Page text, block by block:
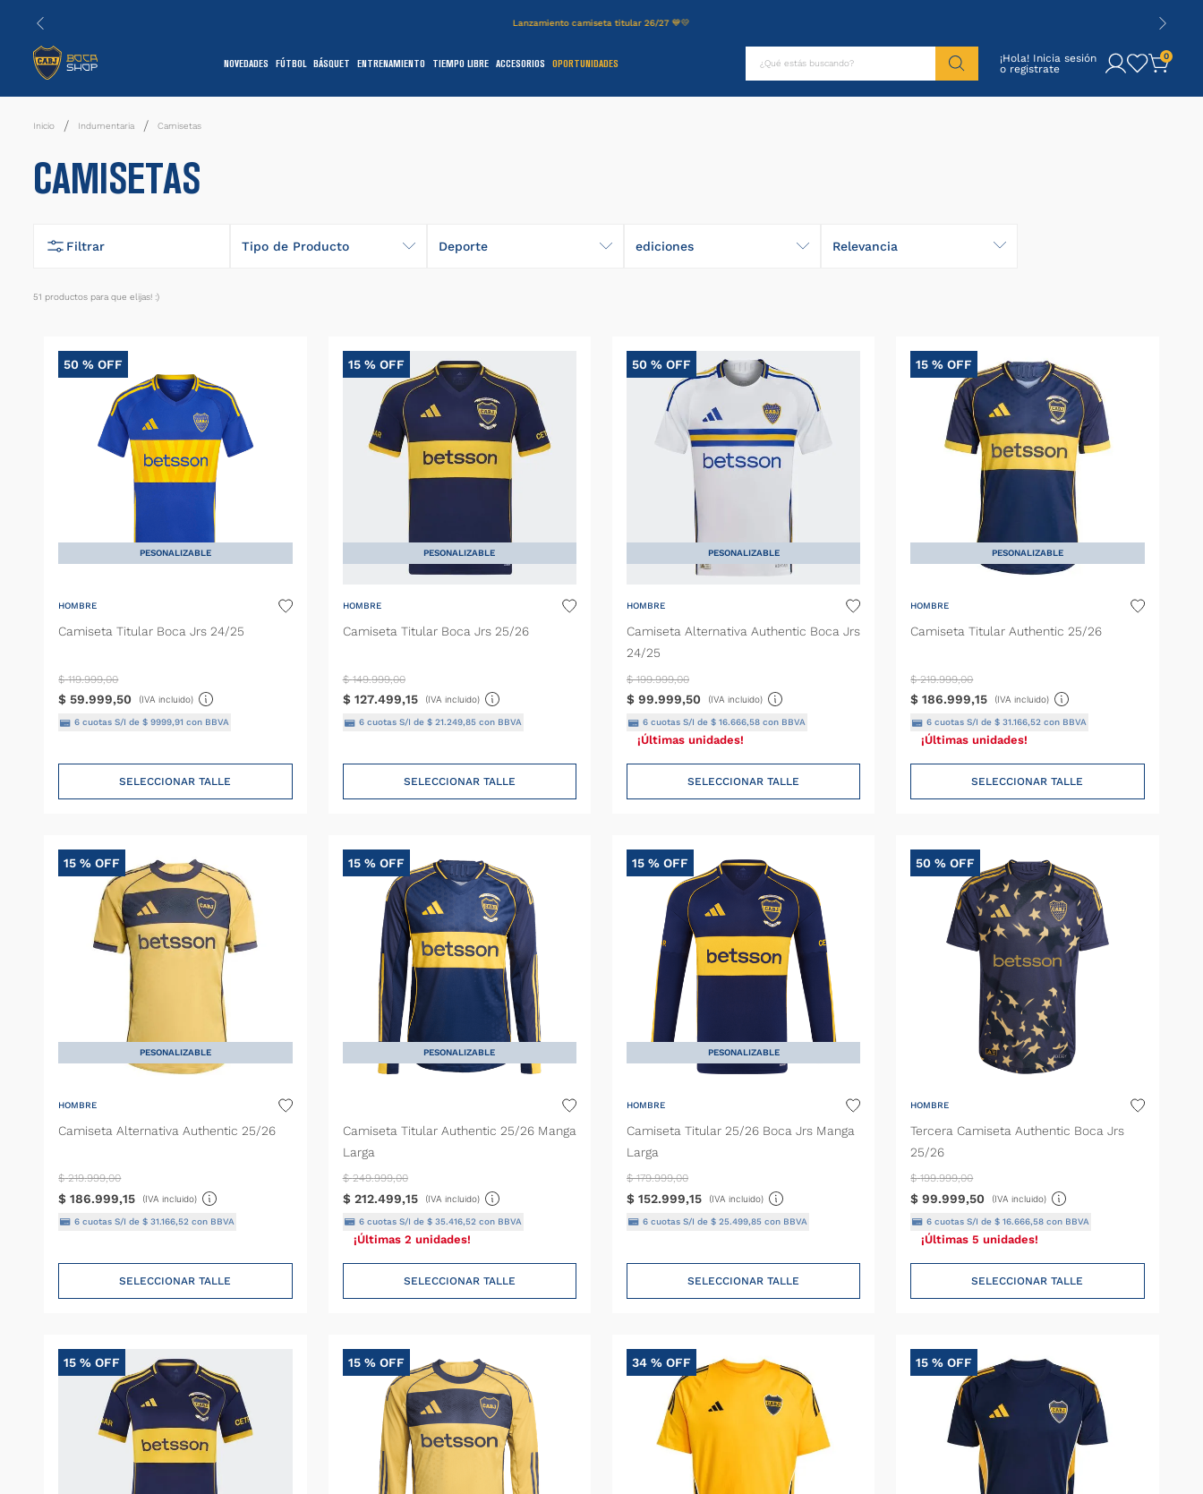
Lanzamiento camiseta titular 26/27 💙💛
NOVEDADES FÚTBOL BÁSQUET ENTRENAMIENTO TIEMPO LIBRE ACCESORIOS OPORTUNIDADES ¡Hola! Inicia sesión 0
Indumentaria Camisetas
CAMISETAS
Filtrar Deporte ediciones
Tipo de Producto Relevancia
51 productos
PESONALIZABLE
50 % OFF
HOMBRE
Camiseta Titular Boca Jrs 24/25
$ 119.999,00
$ 59.999,50 (IVA incluido)
6 cuotas S/I de$ 9999,91 con BBVA
SELECCIONAR TALLE
PESONALIZABLE
15 % OFF
HOMBRE
Camiseta Titular Boca Jrs 25/26
$ 149.999,00
$ 127.499,15 (IVA incluido)
6cuotas S/I de $ 21.249,85con BBVA
SELECCIONAR TALLE
PESONALIZABLE
50 % OFF
HOMBRE
Camiseta Alternativa Authentic Boca Jrs
24/25
$ 199.999,00
$ 99.999,50 (IVA incluido)
6cuotas S/I de $ 16.666,58con BBVA
¡Últimas unidades!
SELECCIONAR TALLE
PESONALIZABLE
15 % OFF
HOMBRE
Camiseta Titular Authentic 25/26
$ 219.999,00
$ 186.999,15 (IVA incluido)
6 cuotas S/I de$ 31.166,52 con BBVA
¡Últimas unidades!
SELECCIONAR TALLE
PESONALIZABLE
15 % OFF
HOMBRE
Camiseta Alternativa Authentic 25/26
$ 219.999,00
$ 186.999,15 (IVA incluido)
6 cuotas S/I de$ 31.166,52 con BBVA
SELECCIONAR TALLE
PESONALIZABLE
15 % OFF
Camiseta Titular Authentic 25/26 Manga
Larga
$ 249.999,00
$ 212.499,15 (IVA incluido)
6cuotas S/I de $ 35.416,52 con BBVA
¡Últimas 2 unidades!
SELECCIONAR TALLE
PESONALIZABLE
15 % OFF
HOMBRE
Camiseta Titular 25/26 Boca Jrs Manga
Larga
$ 179.999,00
$ 152.999,15 (IVA incluido)
6cuotas S/I de $ 25.499,85con BBVA
SELECCIONAR TALLE
50 % OFF
HOMBRE
Tercera Camiseta Authentic Boca Jrs
25/26
$ 199.999,00
$ 99.999,50 (IVA incluido)
6 cuotas S/I de$ 16.666,58 con BBVA
¡Últimas 5 unidades!
SELECCIONAR TALLE
15 % OFF 15 % OFF 34 % OFF 15 % OFF
. campera
9. niños
10.